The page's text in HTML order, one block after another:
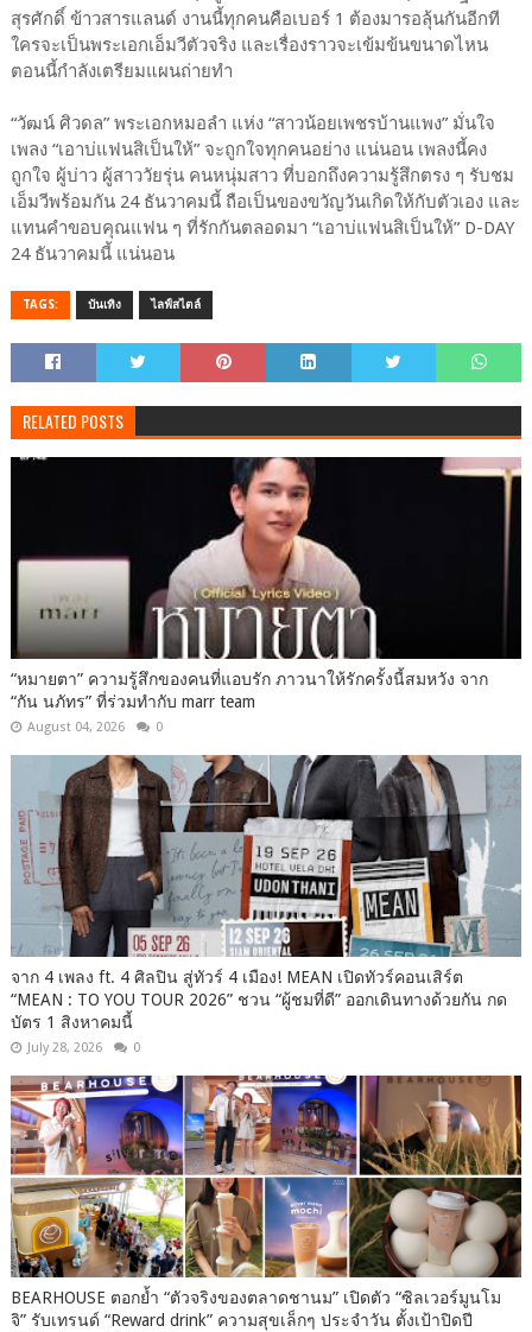
สุรศักดิ์ ข้าวสารแลนด์ งานนี้ทุกคนคือเบอร์ 1 ต้องมารอลุ้นกันอีกที
ใครจะเป็นพระเอกเอ็มวีตัวจริง และเรื่องราวจะเข้มข้นขนาดไหน
ตอนนี้กำลังเตรียมแผนถ่ายทำ
“วัฒน์ ศิวดล” พระเอกหมอลำ แห่ง “สาวน้อยเพชรบ้านแพง” มั่นใจ
เพลง “เอาบ่แฟนสิเป็นให้” จะถูกใจทุกคนอย่าง แน่นอน เพลงนี้คง
ถูกใจ ผู้บ่าว ผู้สาววัยรุ่น คนหนุ่มสาว ที่บอกถึงความรู้สึกตรง ๆ รับชม
เอ็มวีพร้อมกัน 24 ธันวาคมนี้ ถือเป็นของขวัญวันเกิดให้กับตัวเอง และ
แทนคำขอบคุณแฟน ๆ ที่รักกันตลอดมา “เอาบ่แฟนสิเป็นให้” D-DAY
24 ธันวาคมนี้ แน่นอน
TAGS: บันเทิง ไลฟ์สไตล์
RELATED POSTS
“หมายตา” ความรู้สึกของคนที่แอบรัก ภาวนาให้รักครั้งนี้สมหวัง จาก
“กัน นภัทร” ที่ร่วมทำกับ marr team
August 04, 2026 0
จาก 4 เพลง ft. 4 ศิลปิน สู่ทัวร์ 4 เมือง! MEAN เปิดทัวร์คอนเสิร์ต
“MEAN : TO YOU TOUR 2026” ชวน “ผู้ชมที่ดี” ออกเดินทางด้วยกัน กด
บัตร 1 สิงหาคมนี้
July 28, 2026 0
BEARHOUSE ตอกย้ำ “ตัวจริงของตลาดชานม” เปิดตัว “ซิลเวอร์มูนโม
จิ” รับเทรนด์ “Reward drink” ความสุขเล็กๆ ประจำวัน ตั้งเป้าปิดปี